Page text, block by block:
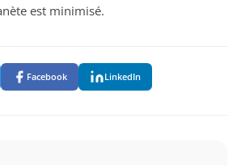
est minimisé.
Facebook LinkedIn